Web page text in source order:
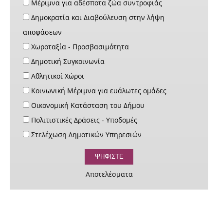
Μέριμνα για αδέσποτα ζώα συντροφιάς
Δημοκρατία και Διαβούλευση στην λήψη
αποφάσεων
Χωροταξία - Προσβασιμότητα
Δημοτική Συγκοινωνία
Αθλητικοί Χώροι
Κοινωνική Μέριμνα για ευάλωτες ομάδες
Οικονομική Κατάσταση του Δήμου
Πολιτιστικές Δράσεις - Υποδομές
Στελέχωση Δημοτικών Υπηρεσιών
Αποτελέσματα